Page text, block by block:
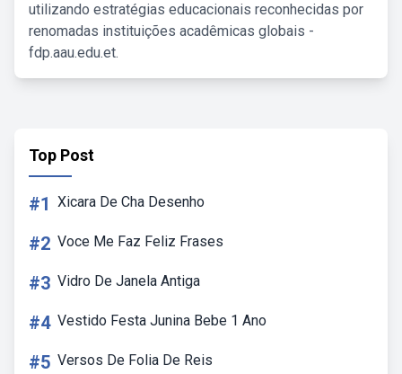
utilizando estratégias educacionais reconhecidas por
renomadas instituições acadêmicas globais -
fdp.aau.edu.et.
Top Post
#1 Xicara De Cha Desenho
#2 Voce Me Faz Feliz Frases
#3 Vidro De Janela Antiga
#4 Vestido Festa Junina Bebe 1 Ano
#5 Versos De Folia De Reis